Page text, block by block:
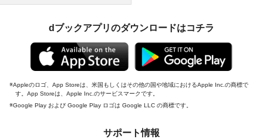
dブックアプリのダウンロードはコチラ
Appleのロゴ、App Storeは、米国もしくはその他の国や地域におけるApple Inc.の商標で
す。App Storeは、Apple Inc.のサービスマークです。
Google Play および Google Play ロゴは Google LLC の商標です。
サポート情報